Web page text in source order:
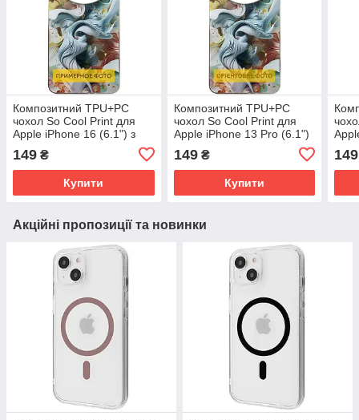
Композитний TPU+PC
чохол So Cool Print для
Apple iPhone 16 (6.1") з
крутим принтом: Euphoria
149 ₴
Купити
Композитний TPU+PC
чохол So Cool Print для
Apple iPhone 13 Pro (6.1")
Euphoria
149₴
Купити
149
Акційні пропозиції та новинки